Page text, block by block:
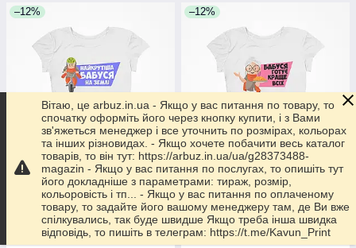
–12%
Футболка жіноча біла з
оригінальним принтом для
бабусі "Найкрутіша бабуся на
землі" Push IT
В наявності
–12%
Футболка жіноча біла з
оригінальним принтом для
бабусі "Бабуся готує краще
всіх" Push IT
В наявності
Вітаю, це arbuz.in.ua - Якщо у вас питання по товару, то
спочатку оформіть його через кнопку купити, і з Вами
зв'яжеться менеджер і все уточнить по розмірах, кольорах
та інших різновидах. - Якщо хочете побачити весь каталог
товарів, то він тут: https://arbuz.in.ua/ua/g28373488-
magazin - Якщо у вас питання по послугах, то опишіть тут
його докладніше з параметрами: тираж, розмір,
кольоровість і тп... - Якщо у вас питання по оплаченому
товару, то задайте його вашому менеджеру там, де Ви вже
спілкувались, так буде швидше Якщо треба інша швидка
відповідь, то пишіть в телеграм: https://t.me/Kavun_Print